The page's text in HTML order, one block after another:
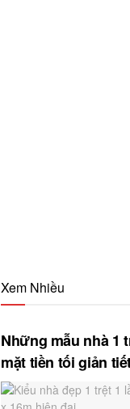
Xem Nhiều
Những mẫu nhà 1
mặt tiền tối giản